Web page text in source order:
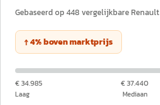
Gebaseerd op 448 vergelijkbareRenault
↑4%bovenmarktprijs
€ 34.985
Laag
€ 37.440
Mediaan